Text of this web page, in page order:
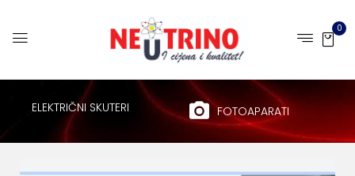
0
ELEKTRIČNI SKUTERI FOTOAPARATI